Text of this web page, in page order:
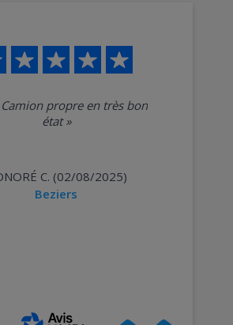
Camion propre en très bon
état»
C. (02/08/2025)
Beziers